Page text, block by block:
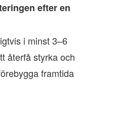
efter en
i minst 3–6
återfå styrka och
framtida